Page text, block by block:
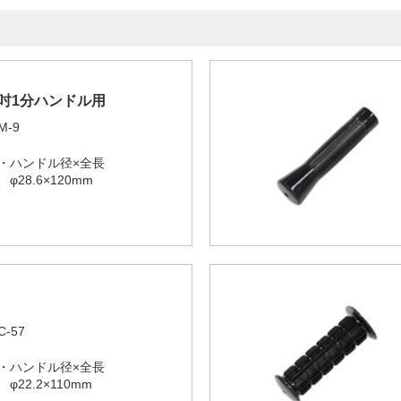
1分ハンドル用
9
ハンドル径×全長
57
ハンドル径×全長